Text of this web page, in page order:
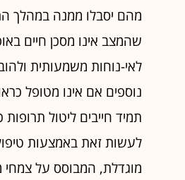
מהם יסבלו ממנה במהלך
שהמצב אינו מסכן חיים
לאי-נוחות משמעותית
נוספים אם אינו מטופל
תמיד חייבים ליטול
לעשות זאת באמצעות
מוגדלת, המבוסס על צמחי